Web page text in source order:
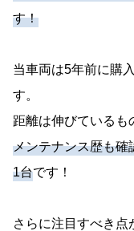
す！
当車両は5年前に購
す。
距離は伸びているも
メンテナンス歴も確
1台です！
さらに注目すべき点